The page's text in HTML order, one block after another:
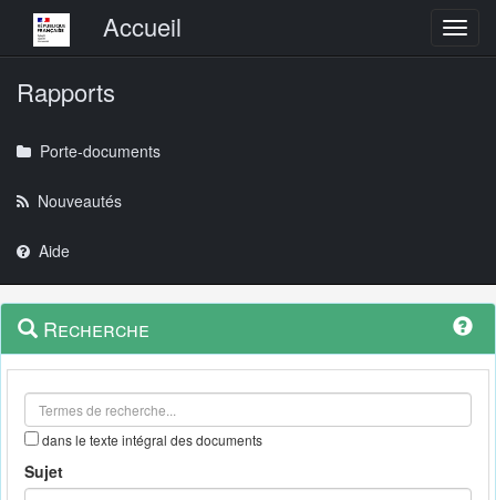
Menu principalAccueil
Rapports
Porte-documents
Nouveautés
Aide
Navigation
outils
Menu
contextuel
Recherche
dans le texte intégral des documents
Sujet